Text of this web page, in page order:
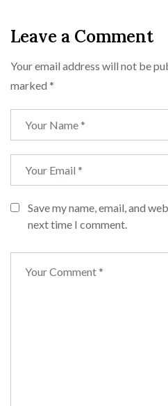
Leave a Comment
Your email address will not be
marked *
Save my name, email, and
next time I comment.